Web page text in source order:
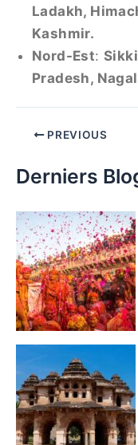
Ladakh,
Kashmir.
Nord-Est:
Pradesh,
PREVIOUS
Derniers